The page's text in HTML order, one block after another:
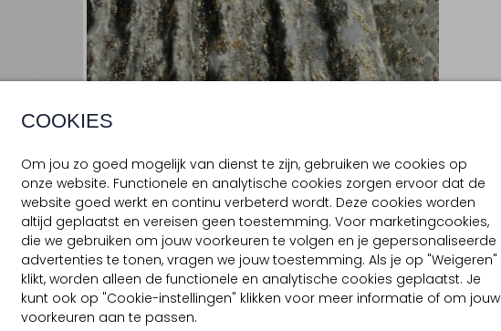
COOKIES
Om jou zo goed mogelijk van dienst te zijn, gebruiken we cookies op
onze website. Functionele en analytische cookies zorgen ervoor dat de
website goed werkt en continu verbeterd wordt. Deze cookies worden
altijd geplaatst en vereisen geen toestemming. Voor marketingcookies,
die we gebruiken om jouw voorkeuren te volgen en je gepersonaliseerde
advertenties te tonen, vragen we jouw toestemming. Als je op "Weigeren"
klikt, worden alleen de functionele en analytische cookies geplaatst. Je
kunt ook op "Cookie-instellingen" klikken voor meer informatie of om jouw
voorkeuren aan te passen.
BEZORGEN & RETOURNEREN
& PASVORM